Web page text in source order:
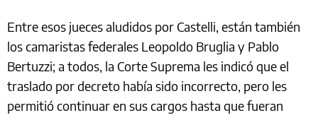
Entre esos jueces aludidos por Castelli, están también
los camaristas federales Leopoldo Bruglia y Pablo
Bertuzzi; a todos, la Corte Suprema les indicó que el
traslado por decreto había sido incorrecto, pero les
permitió continuar en sus cargos hasta que fueran